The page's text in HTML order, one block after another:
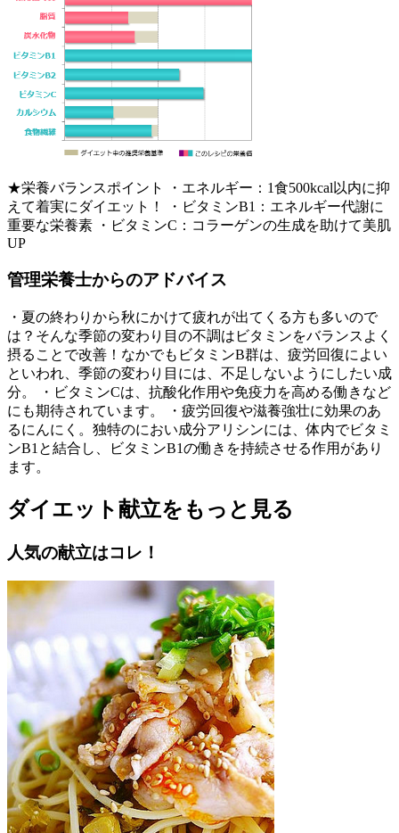
★栄養バランスポイント ・エネルギー：1食500kcal以内に抑
えて着実にダイエット！ ・ビタミンB1：エネルギー代謝に
重要な栄養素 ・ビタミンC：コラーゲンの生成を助けて美肌
UP
管理栄養士からのアドバイス
・夏の終わりから秋にかけて疲れが出てくる方も多いので
は？そんな季節の変わり目の不調はビタミンをバランスよく
摂ることで改善！なかでもビタミンB群は、疲労回復によい
といわれ、季節の変わり目には、不足しないようにしたい成
分。 ・ビタミンCは、抗酸化作用や免疫力を高める働きなど
にも期待されています。 ・疲労回復や滋養強壮に効果のあ
るにんにく。独特のにおい成分アリシンには、体内でビタミ
ンB1と結合し、ビタミンB1の働きを持続させる作用があり
ます。
ダイエット献立をもっと見る
人気の献立はコレ！